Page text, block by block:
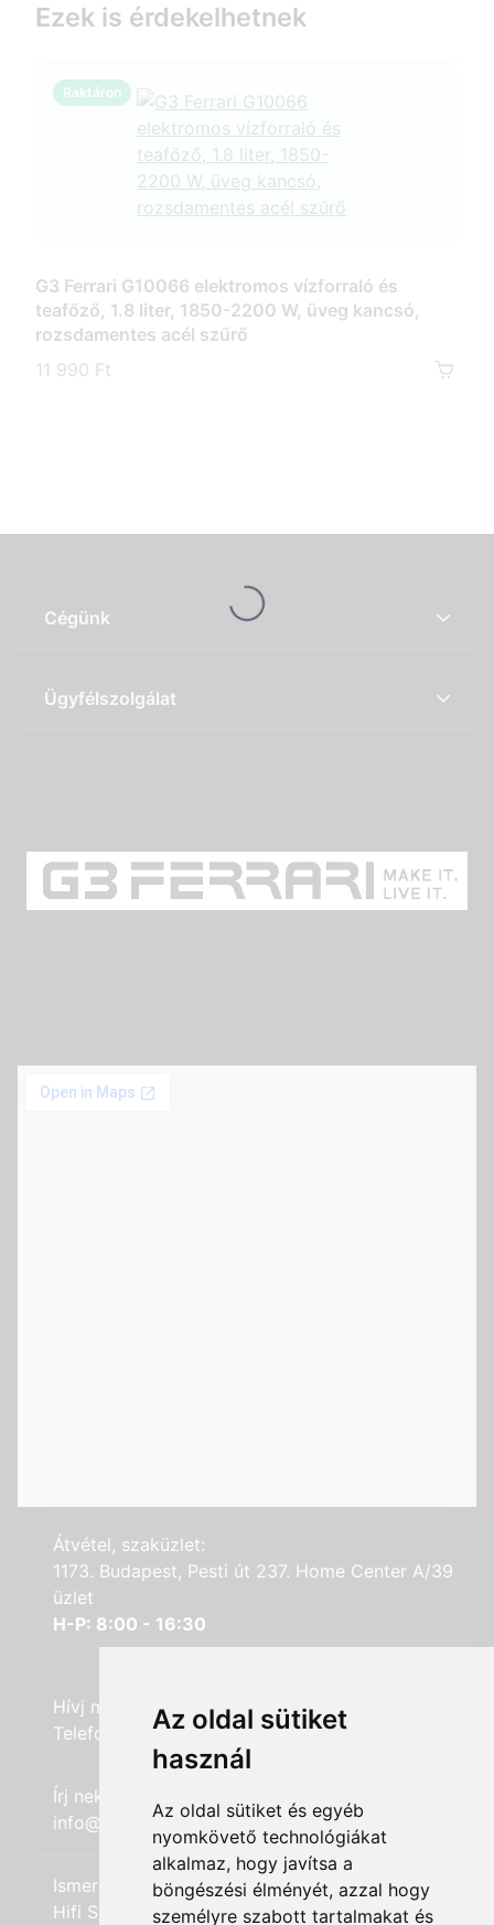
Az oldal sütiket
használ
Az oldal sütiket és egyéb
nyomkövető technológiákat
alkalmaz, hogy javítsa a
böngészési élményét, azzal hogy
személyre szabott tartalmakat és
Ezek is érdekelhetnek
Raktáron
G3 Ferrari G10066 elektromos vízforraló és
teafőző, 1.8 liter, 1850-2200 W, üveg kancsó,
rozsdamentes acél szűrő
11 990 Ft
Loading...
Cégünk
Ügyfélszolgálat
Átvétel, szaküzlet:
1173. Budapest, Pesti út 237. Home Center A/39
üzlet
H-P: 8:00 - 16:30
Hívj minket:
Telefon: +36 (20) 989-7969
Írj nekünk:
info@hifi-station.hu
Ismerd meg cégünket:
Hifi Station Kft.